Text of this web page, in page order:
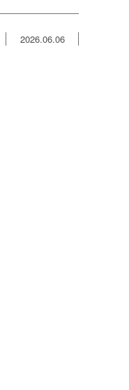
2026.06.06